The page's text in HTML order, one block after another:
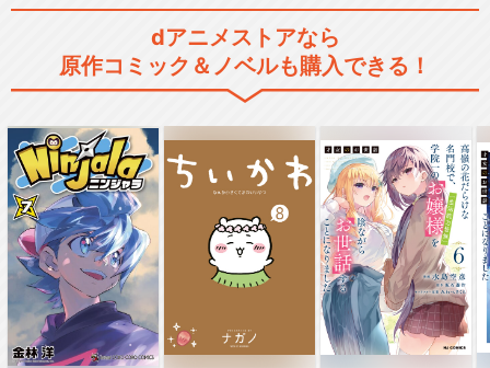
Fate/strange Fake -Whis…
TVアニメ『Fate/strange Fa
ke』
劇場版Fate/stay night UNL
I…
dアニメストアなら
原作コミック＆ノベルも購入できる！